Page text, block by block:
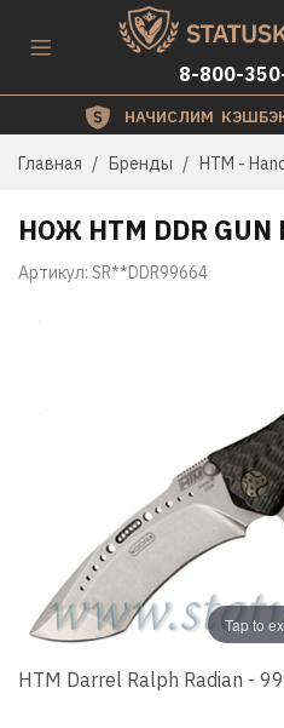
8-800-
НАЧИСЛИМ
Главная Бренды HTM -
Tap to
Артикул: SR**DDR99664
НОЖ HTM DDR GUN
HTM Darrel Ralph Radian -